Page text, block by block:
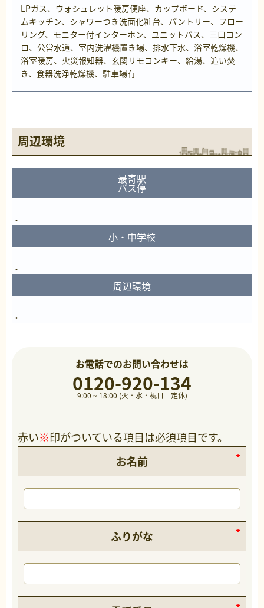
LPガス、ウォシュレット暖房便座、カップボード、システ
ムキッチン、シャワーつき洗面化粧台、パントリー、フロー
リング、モニター付インターホン、ユニットバス、三口コン
ロ、公営水道、室内洗濯機置き場、排水下水、浴室乾燥機、
浴室暖房、火災報知器、玄関リモコンキー、給湯、追い焚
き、食器洗浄乾燥機、駐車場有
周辺環境
最寄駅
バス停
小・中学校
周辺環境
お電話でのお問い合わせは
0120-920-134
9:00 ~ 18:00 (火・水・祝日 定休)
赤い※印がついている項目は必須項目です。
お名前
ふりがな